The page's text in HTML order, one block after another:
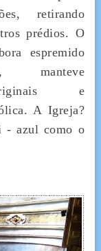
retirando
prédios. O
espremido
manteve
e
A Igreja?
- azul como o